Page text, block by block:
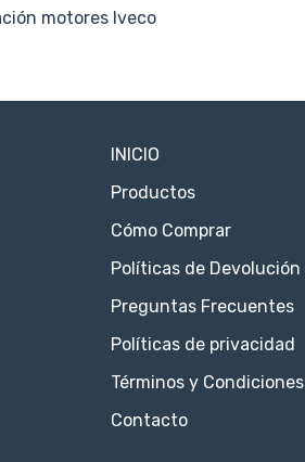
motores Iveco
INICIO
Productos
Cómo Comprar
Políticas de Devolución
Preguntas Frecuentes
Políticas de privacidad
Términos y Condiciones
Contacto